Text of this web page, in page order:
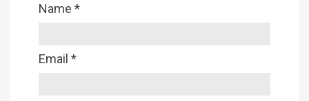
Name *
Email *